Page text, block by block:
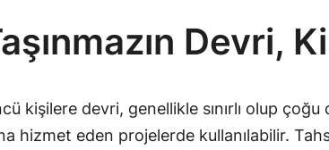
Devri,
kişilere devri, genellikle sınırlı olup
hizmet eden projelerde kullanılabilir.